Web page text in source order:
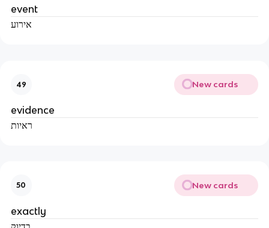
event
אירוע
49 New cards
evidence
ראיות
50 New cards
exactly